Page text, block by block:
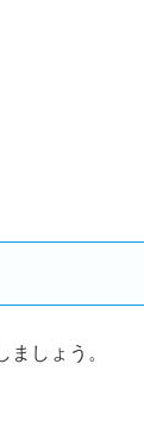
しょう。